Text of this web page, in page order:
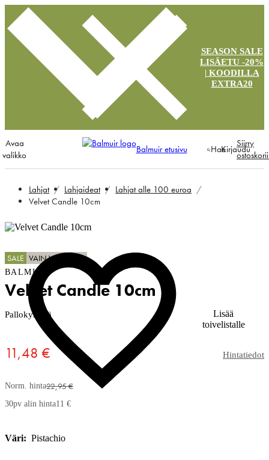
SEASON SALE
LISÄETU -20%
| KOODILLA
EXTRA20
Avaa
valikko
Balmuir etusivu HaeKirjaudu
Siirry
Lahjat Lahjaideat
Lahjat alle 100 euroa
Velvet Candle 10cm
Lisää
toivelistalle
SALE VAIN VERKOSTA
BALMUIR
Velvet Candle 10cm
Pallokynttilä
11,48 € Hintatiedot
Norm. hinta22,95 €
30pv alin hinta11 €
Väri: Pistachio